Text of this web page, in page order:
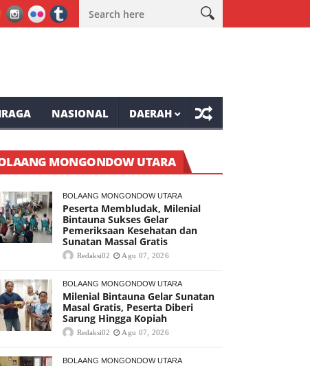
El Nino Legislator DPRD Mianahasa Stvri Tenda Minta
NASIONAL DAERAH
MONGONDOW UTARA
BOLAANG MONGONDOW UTARA
Peserta Membludak, Milenial
Bintauna Sukses Gelar
Pemeriksaan Kesehatan dan
Sunatan Massal Gratis
Redaksi02 Agu 07, 2026
BOLAANG MONGONDOW UTARA
Milenial Bintauna Gelar Sunatan
Masal Gratis, Peserta Diberi
Sarung Hingga Kopiah
Redaksi02 Agu 07, 2026
BOLAANG MONGONDOW UTARA